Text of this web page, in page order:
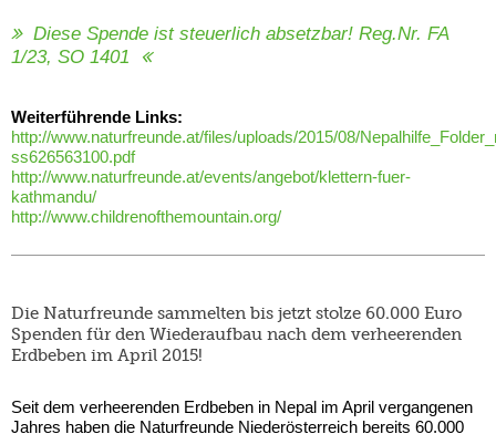
Diese Spende ist steuerlich absetzbar! Reg.Nr. FA
1/23, SO 1401
Weiterführende Links:
http://www.naturfreunde.at/files/uploads/2015/08/
ss626563100.pdf
http://www.naturfreunde.at/events/angebot/klettern-fuer-
kathmandu/
http://www.childrenofthemountain.org/
Die Naturfreunde sammelten bis jetzt stolze 60.000 Euro
Spenden für den Wiederaufbau nach dem verheerenden
Erdbeben im April 2015!
Seit dem verheerenden Erdbeben in Nepal im April vergangenen
Jahres haben die Naturfreunde Niederösterreich bereits 60.000